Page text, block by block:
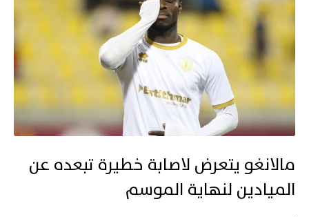
مالانغو يتعرض لاصابة خطيرة تبعده عن
الميادين لنهاية الموسم